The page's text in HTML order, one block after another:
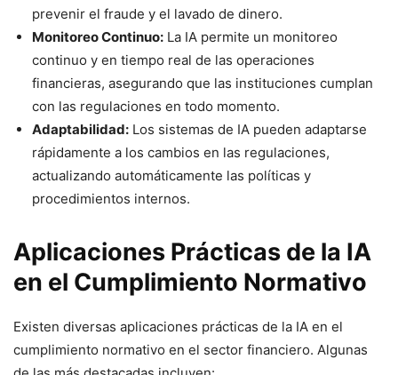
prevenir el fraude y el lavado de dinero.
Monitoreo Continuo: La IA permite un monitoreo
continuo y en tiempo real de las operaciones
financieras, asegurando que las instituciones cumplan
con las regulaciones en todo momento.
Adaptabilidad: Los sistemas de IA pueden adaptarse
rápidamente a los cambios en las regulaciones,
actualizando automáticamente las políticas y
procedimientos internos.
Aplicaciones Prácticas de la IA
en el Cumplimiento Normativo
Existen diversas aplicaciones prácticas de la IA en el
cumplimiento normativo en el sector financiero. Algunas